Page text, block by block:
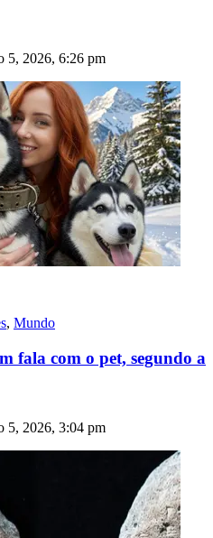
5, 2026, 6:26 pm
, Mundo
fala com o pet, segundo a
5, 2026, 3:04 pm